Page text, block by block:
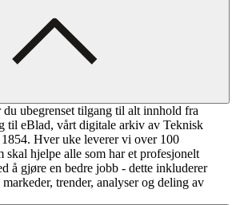
du ubegrenset tilgang til alt innhold fra
til eBlad, vårt digitale arkiv av Teknisk
Hver uke leverer vi over 100
skal hjelpe alle som har et profesjonelt
å gjøre en bedre jobb - dette inkluderer
trender, analyser og deling av